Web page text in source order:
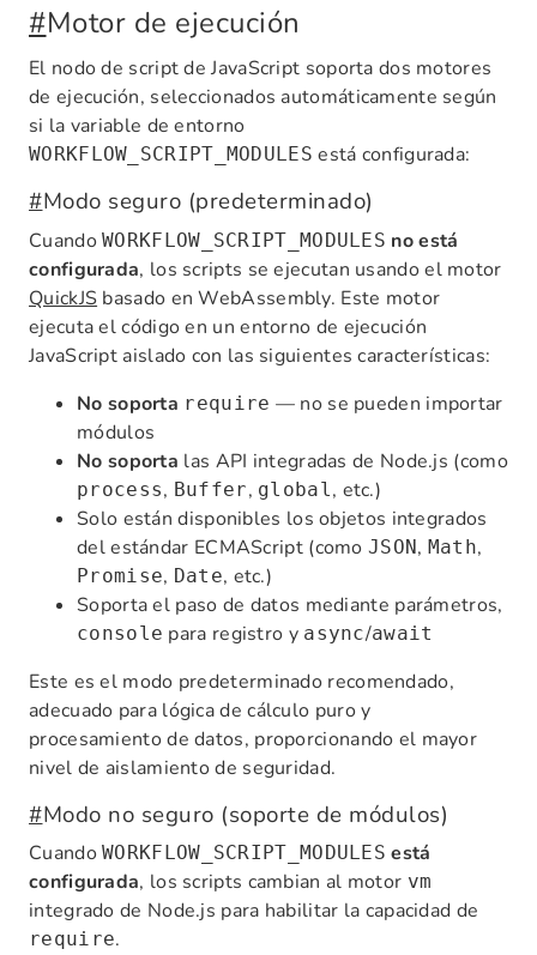
#Motor de ejecución
El nodo de script de JavaScript soporta dos motores
de ejecución, seleccionados automáticamente según
si la variable de entorno
WORKFLOW_SCRIPT_MODULES está configurada:
#Modo seguro (predeterminado)
CuandoWORKFLOW_SCRIPT_MODULES no está
configurada, los scripts se ejecutan usando el motor
QuickJS basado en WebAssembly. Este motor
ejecuta el código en un entorno de ejecución
JavaScript aislado con las siguientes características:
No soporta require — no se pueden importar
módulos
No soporta las API integradas de Node.js (como
process, Buffer, global , etc.)
Solo están disponibles los objetos integrados
del estándar ECMAScript (comoJSON, Math,
Promise, Date, etc.)
Soporta el paso de datos mediante parámetros,
console para registro y async/await
Este es el modo predeterminado recomendado,
adecuado para lógica de cálculo puro y
procesamiento de datos, proporcionando el mayor
nivel de aislamiento de seguridad.
#Modo no seguro (soporte de módulos)
CuandoWORKFLOW_SCRIPT_MODULES está
configurada, los scripts cambian al motor vm
integrado de Node.js para habilitar la capacidad de
require.